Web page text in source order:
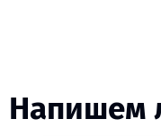
Напишем